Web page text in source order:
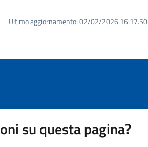
Ultimo aggiornamento:02/02/2026 16:17.50
su questa pagina?